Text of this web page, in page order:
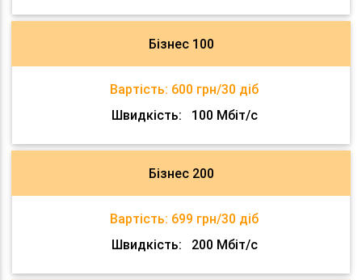
Бізнес 100
Вартість: 600 грн/30 діб
Швидкість:
100 Мбіт/с
Бізнес 200
Вартість: 699 грн/30 діб
Швидкість:
200 Мбіт/с